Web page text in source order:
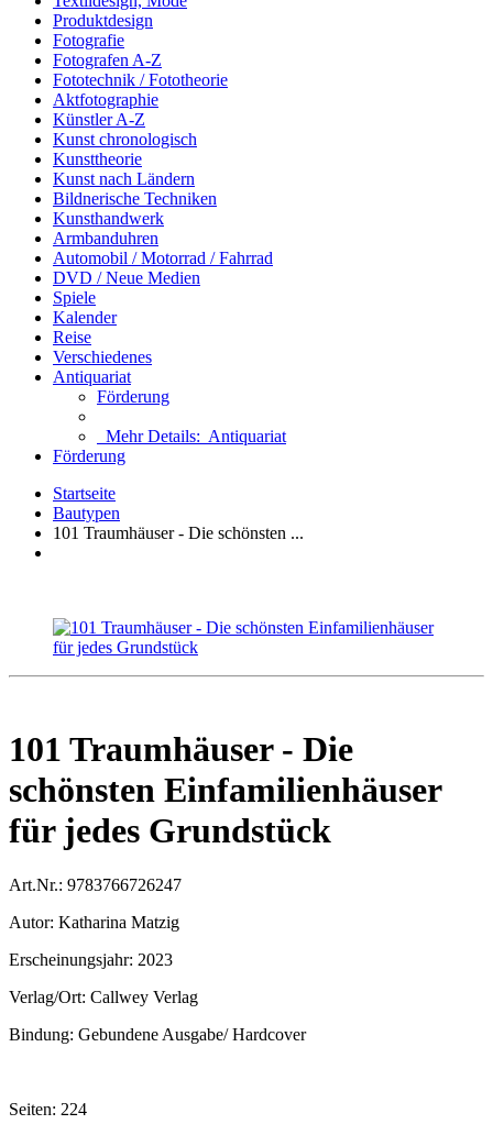
Produktdesign
Fotografie
Fotografen A-Z
Fototechnik / Fototheorie
Aktfotographie
Künstler A-Z
Kunst chronologisch
Kunsttheorie
Kunst nach Ländern
Bildnerische Techniken
Kunsthandwerk
Armbanduhren
Automobil / Motorrad / Fahrrad
DVD / Neue Medien
Spiele
Kalender
Reise
Verschiedenes
Antiquariat
Förderung
Mehr Details: Antiquariat
Förderung
Startseite
Bautypen
101 Traumhäuser - Die schönsten ...
101 Traumhäuser - Die
schönsten Einfamilienhäuser
für jedes Grundstück
Art.Nr.: 9783766726247
Autor: Katharina Matzig
Erscheinungsjahr: 2023
Verlag/Ort: Callwey Verlag
Bindung: Gebundene Ausgabe/ Hardcover
Seiten: 224